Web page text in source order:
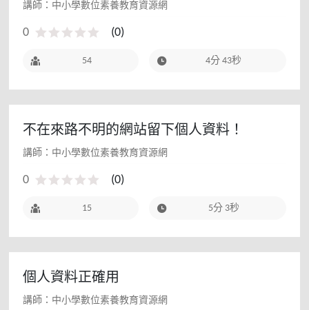
講師：中小學數位素養教育資源網
0 (0)
54 4分 43秒
不在來路不明的網站留下個人資料！
講師：中小學數位素養教育資源網
0 (0)
15 5分 3秒
個人資料正確用
講師：中小學數位素養教育資源網